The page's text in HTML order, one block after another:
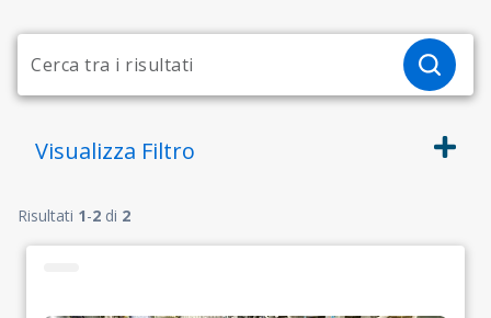
Visualizza Filtro
Risultati 1-2 di 2